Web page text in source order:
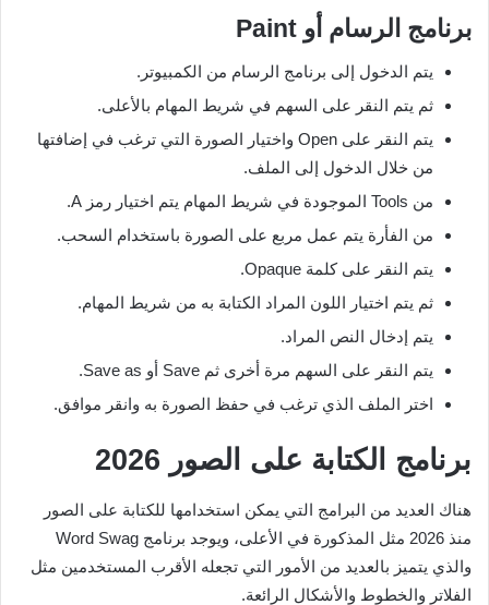
برنامج الرسام أو Paint
يتم الدخول إلى برنامج الرسام من الكمبيوتر.
ثم يتم النقر على السهم في شريط المهام بالأعلى.
يتم النقر على Open واختيار الصورة التي ترغب في إضافتها
من خلال الدخول إلى الملف.
من Tools الموجودة في شريط المهام يتم اختيار رمز A.
من الفأرة يتم عمل مربع على الصورة باستخدام السحب.
يتم النقر على كلمة Opaque.
ثم يتم اختيار اللون المراد الكتابة به من شريط المهام.
يتم إدخال النص المراد.
يتم النقر على السهم مرة أخرى ثم Save أو Save as.
اختر الملف الذي ترغب في حفظ الصورة به وانقر موافق.
برنامج الكتابة على الصور 2026
هناك العديد من البرامج التي يمكن استخدامها للكتابة على الصور
منذ 2026 مثل المذكورة في الأعلى، ويوجد برنامج Word Swag
والذي يتميز بالعديد من الأمور التي تجعله الأقرب المستخدمين مثل
الفلاتر والخطوط والأشكال الرائعة.